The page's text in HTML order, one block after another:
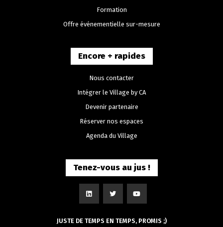
Formation
Offre événementielle sur-mesure
Encore + rapides
Nous contacter
Intégrer le Village by CA
Devenir partenaire
Réserver nos espaces
Agenda du Village
Tenez-vous au jus !
JUSTE DE TEMPS EN TEMPS, PROMIS ;)